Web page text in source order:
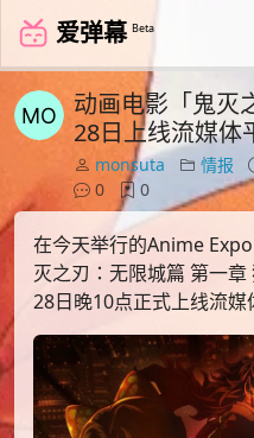
爱弹幕 Beta
动画电影「鬼灭
28日上线流媒体
monsuta 情报
0
0
在今天举行的Anime
灭之刃：无限城篇 第一
28日晚10点正式上线流媒